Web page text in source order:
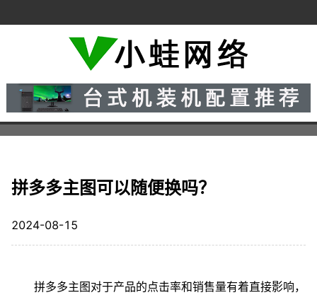
拼多多主图可以随便换吗？
2024-08-15
拼多多主图对于产品的点击率和销售量有着直接影响，